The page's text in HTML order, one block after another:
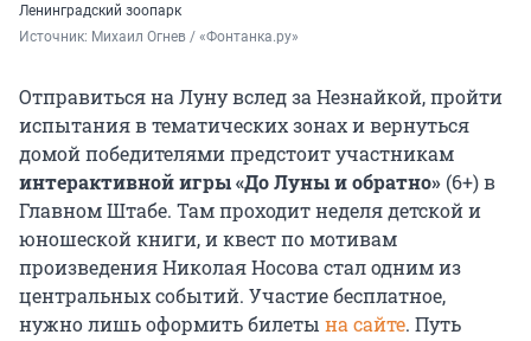
Ленинградский зоопарк
Источник: Михаил Огнев / «Фонтанка.ру»
Отправиться на Луну вслед за Незнайкой, пройти
испытания в тематических зонах и вернуться
домой победителями предстоит участникам
интерактивной игры «До Луны и обратно» (6+) в
Главном Штабе. Там проходит неделя детской и
юношеской книги, и квест по мотивам
произведения Николая Носова стал одним из
центральных событий. Участие бесплатное,
нужно лишь оформить билеты на сайте. Путь